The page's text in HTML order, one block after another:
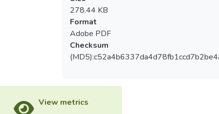
278.44 KB
Format
Adobe PDF
Checksum
View metrics